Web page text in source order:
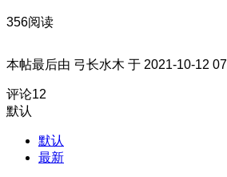
356阅读
本帖最后由 弓长水木 于 2021-10-12
评论12
默认
默认
最新